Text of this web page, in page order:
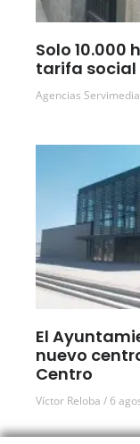
Solo 10.000
tarifa social
Agencias Servimedia
El
nuevo
Centro
Víctor Reloba 6